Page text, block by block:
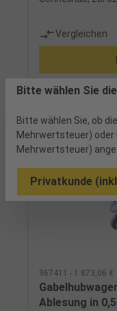
Vergleichen
967411 - 1.873,06 €
Ablesung in
Bitte wählen Sie
Bitte wählen Sie, ob
Mehrwertsteuer)
Mehrwertsteuer)
Privatkunde